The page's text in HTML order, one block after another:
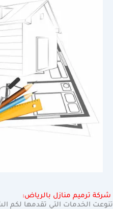
شركة ترميم منازل بالرياض:
تنوعت الخدمات التي تقدمها لكم